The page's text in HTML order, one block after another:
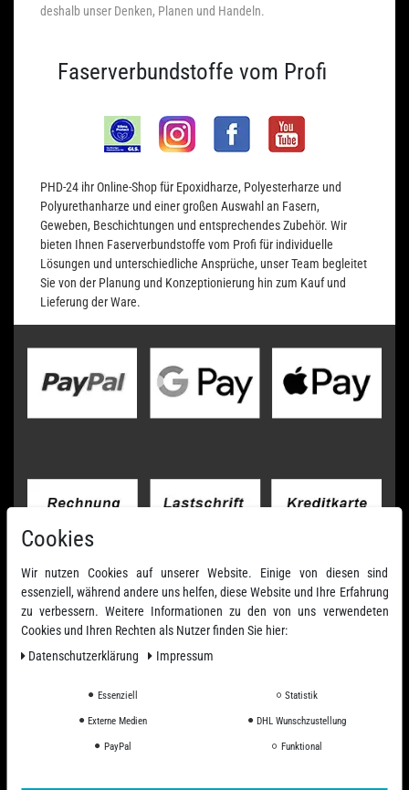
deshalb unser Denken, Planen und Handeln.
Faserverbundstoffe vom Profi
PHD-24 ihr Online-Shop für Epoxidharze, Polyesterharze und
Polyurethanharze und einer großen Auswahl an Fasern,
Geweben, Beschichtungen und entsprechendes Zubehör. Wir
bieten Ihnen Faserverbundstoffe vom Profi für individuelle
Lösungen und unterschiedliche Ansprüche, unser Team begleitet
Sie von der Planung und Konzeptionierung hin zum Kauf und
Lieferung der Ware.
Cookies
Wir nutzen Cookies auf unserer Website. Einige von diesen sind
essenziell, während andere uns helfen, diese Website und Ihre Erfahrung
zu verbessern. Weitere Informationen zu den von uns verwendeten
Cookies und Ihren Rechten als Nutzer finden Sie hier:
Daten­schutz­erklärung
Impressum
Essenziell Statistik
Externe Medien DHL Wunschzustellung
PayPal Funktional